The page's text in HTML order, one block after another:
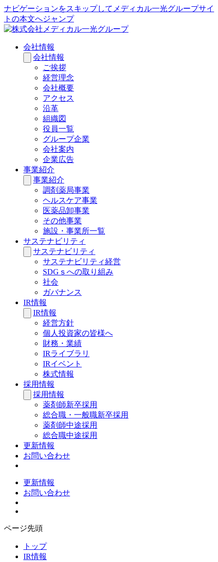
ナビゲーションをスキップしてメディカル一光グループサイ
トの本文へジャンプ
会社情報
会社情報
ご挨拶
経営理念
会社概要
アクセス
沿革
組織図
役員一覧
グループ企業
会社案内
企業広告
事業紹介
事業紹介
調剤薬局事業
ヘルスケア事業
医薬品卸事業
その他事業
施設・事業所一覧
サステナビリティ
サステナビリティ
サステナビリティ経営
SDGｓへの取り組み
社会
ガバナンス
IR情報
IR情報
経営方針
個人投資家の皆様へ
財務・業績
IRライブラリ
IRイベント
株式情報
採用情報
採用情報
薬剤師新卒採用
総合職・一般職新卒採用
薬剤師中途採用
総合職中途採用
更新情報
お問い合わせ
更新情報
お問い合わせ
ページ先頭
トップ
IR情報